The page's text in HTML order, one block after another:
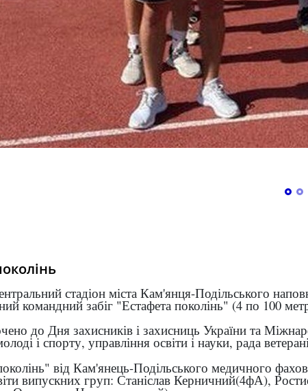
стадіон міста Кам'янця-Подільського
командний забіг "Естафета поколінь" (4 по 100
до Дня захисників і захисниць України та
і спорту, управління освіти і науки, рада
від Кам'янець-Подільського медичного
випускних груп: Станіслав Керничний(4фА),